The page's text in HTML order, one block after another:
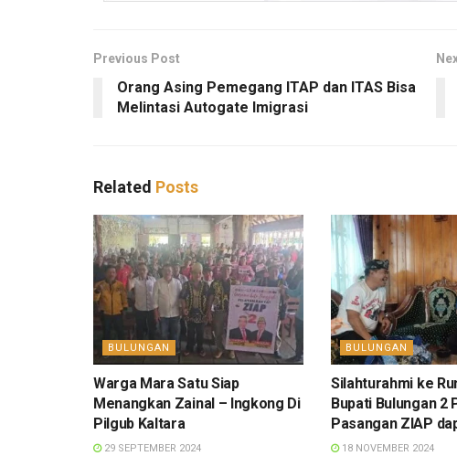
Previous Post
Orang Asing Pemegang ITAP dan ITAS Bisa
Melintasi Autogate Imigrasi
Related Posts
BULUNGAN
Warga Mara Satu Siap
Menangkan Zainal – Ingkong Di
Pilgub Kaltara
29 SEPTEMBER 2024
BULUNGAN
Silahturahmi ke
Bupati Bulungan 2
Pasangan ZIAP
18 NOVEMBER 2024